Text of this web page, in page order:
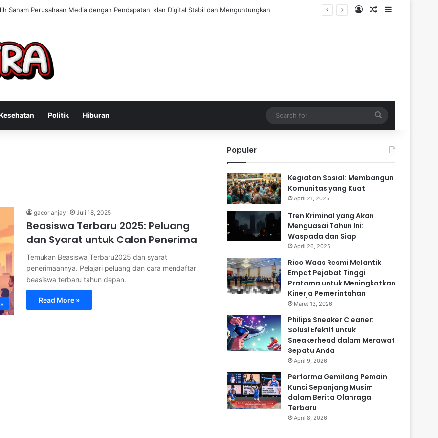
Bisnis Online untuk Meningkatkan Pendapatan Berdasarkan Pengalaman Praktis Log InRandom Article
Sidebar
Politik Hiburan
for
gacor anjay Juli 18, 2025
Beasiswa Terbaru 2025: Peluang
dan Syarat untuk Calon Penerima
Temukan Beasiswa Terbaru2025 dan syarat
penerimaannya. Pelajari peluang dan cara mendaftar
beasiswa terbaru tahun depan.
Read More »
Populer
Kegiatan Sosial: Membangun
Komunitas yang Kuat
April 21, 2025
Tren Kriminal yang Akan
Menguasai Tahun Ini:
Waspada dan Siap
April 26, 2025
Rico Waas Resmi Melantik
Empat Pejabat Tinggi
Pratama untuk Meningkatkan
Kinerja Pemerintahan
Maret 13, 2026
Philips Sneaker Cleaner:
Solusi Efektif untuk
Sneakerhead dalam Merawat
Sepatu Anda
April 9, 2026
Performa Gemilang Pemain
Kunci Sepanjang Musim
dalam Berita Olahraga
Terbaru
April 8, 2026